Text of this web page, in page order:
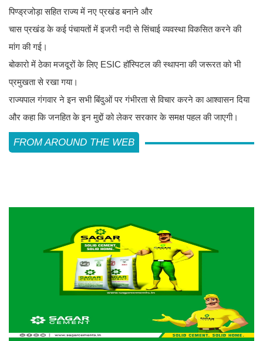
पिण्ड्रजोड़ा सहित राज्य में नए प्रखंड बनाने और
चास प्रखंड के कई पंचायतों में इजरी नदी से सिंचाई व्यवस्था विकसित करने की
मांग की गई।
बोकारो में ठेका मजदूरों के लिए ESIC हॉस्पिटल की स्थापना की जरूरत को भी
प्रमुखता से रखा गया।
राज्यपाल गंगवार ने इन सभी बिंदुओं पर गंभीरता से विचार करने का आश्वासन दिया
और कहा कि जनहित के इन मुद्दों को लेकर सरकार के समक्ष पहल की जाएगी।
FROM AROUND THE WEB